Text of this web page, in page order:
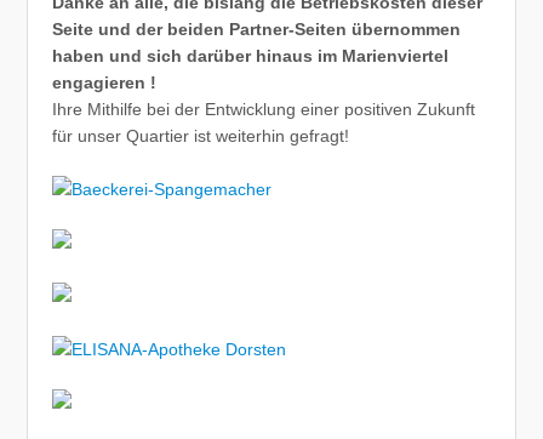
Seite und der beiden Partner-Seiten übernommen
haben und sich darüber hinaus im Marienviertel
engagieren !
Ihre Mithilfe bei der Entwicklung einer positiven Zukunft
für unser Quartier ist weiterhin gefragt!